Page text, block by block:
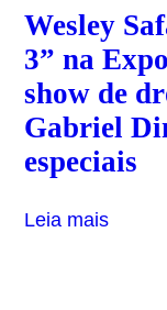
Wesley
3” na
show de
Gabriel
especiais
Leia mais